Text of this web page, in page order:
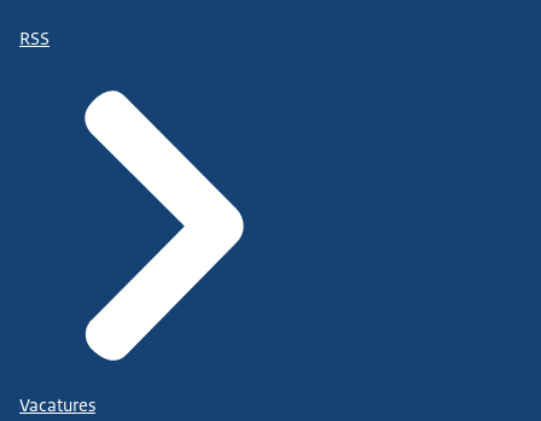
RSS
Vacatures